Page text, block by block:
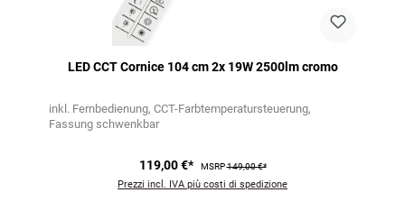
LED CCT Cornice 104 cm 2x 19W 2500lm cromo
inkl. Fernbedienung CCT-Farbtemperatursteuerung
Fassung schwenkbar
119,00 €* MSRP149,00 €*
Prezzi incl. IVA più costi di spedizione